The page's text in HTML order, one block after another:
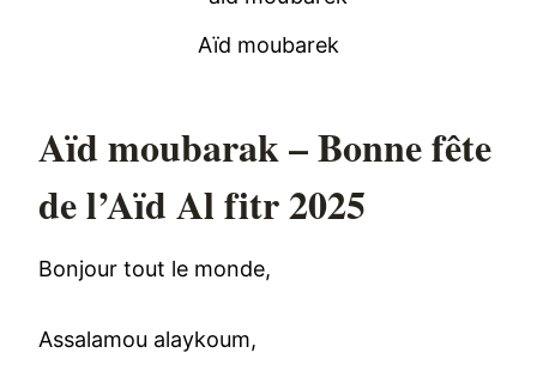
Aïd moubarek
Aïd moubarak – Bonne fête
de l’Aïd Al fitr 2025
Bonjour tout le monde,
Assalamou alaykoum,